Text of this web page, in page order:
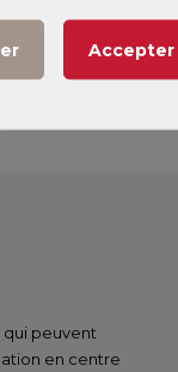
qui peuvent
en centre
Accepter